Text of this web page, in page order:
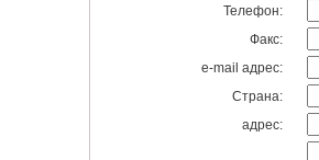
Телефон:
Факс:
e-mail адрес:
Страна:
адрес: